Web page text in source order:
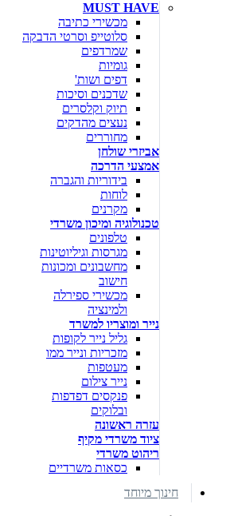
MUST HAVE
מכשירי כתיבה
סלוטייפ וסרטי הדבקה
שמרדפים
גומיות
דפים ושות'
שדכנים וסיכות
תיוק וקלסרים
נעצים מהדקים
מחוררים
אביזרי שולחן
אמצעי הדרכה
בידוריות והגברה
לוחות
מקרנים
טכנולוגיה ומיכון משרדי
טלפונים
מגרסות וגיליוטינות
מחשבונים ומכונות
חישוב
מכשירי ספירלה
ולמינציה
נייר ומוצריו למשרד
גליל נייר לקופות
מזכריות ונייר ממו
מעטפות
נייר צילום
פנקסים דפדפות
ובלוקים
עזרה ראשונה
ציוד משרדי מקיף
ריהוט משרדי
כסאות משרדיים
חינוך מיוחד